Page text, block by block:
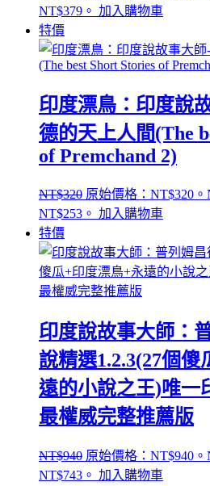
NT$379。 加入購物車
特價
印度漂鳥：印度說
德的天上人間(The
of Premchand 2)
NT$320 原始價格：NT$320。
NT$253。 加入購物車
特價
印度說故事大師：
說精選1.2.3(27個
遠的小說之王)唯一
最權威完整推薦版
NT$940 原始價格：NT$940。
NT$743。 加入購物車